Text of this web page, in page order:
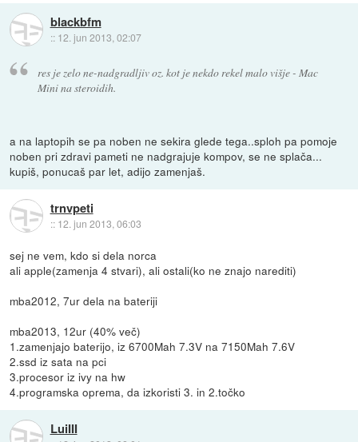
blackbfm
:: 12. jun 2013, 02:07
res je zelo ne-nadgradljiv oz. kot je nekdo rekel malo višje - Mac
Mini na steroidih.
a na laptopih se pa noben ne sekira glede tega..sploh pa pomoje
noben pri zdravi pameti ne nadgrajuje kompov, se ne splača...
kupiš, ponucaš par let, adijo zamenjaš.
trnvpeti
:: 12. jun 2013, 06:03
sej ne vem, kdo si dela norca
ali apple(zamenja 4 stvari), ali ostali(ko ne znajo narediti)
mba2012, 7ur dela na bateriji
mba2013, 12ur (40% več)
1.zamenjajo baterijo, iz 6700Mah 7.3V na 7150Mah 7.6V
2.ssd iz sata na pci
3.procesor iz ivy na hw
4.programska oprema, da izkoristi 3. in 2.točko
LuiIII